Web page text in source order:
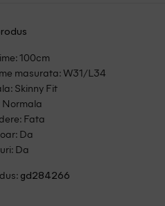
100cm
masurata: W31/L34
Skinny Fit
Normala
Fata
Da
Da
gd284266